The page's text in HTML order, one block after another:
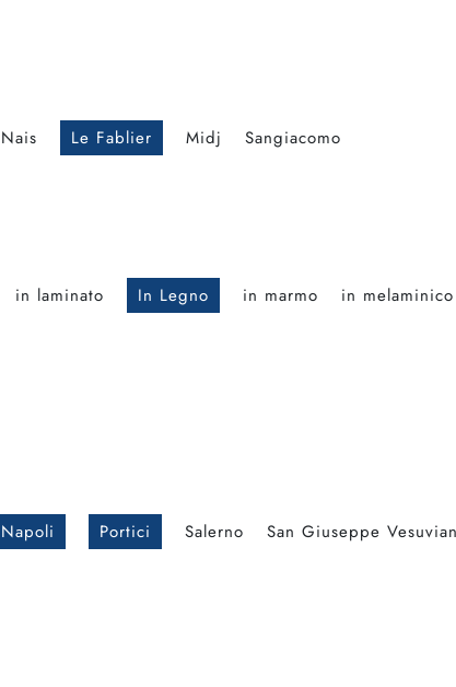
Le Fablier Midj Sangiacomo
in laminato In Legno in marmo in melaminico
Napoli Portici Salerno San Giuseppe